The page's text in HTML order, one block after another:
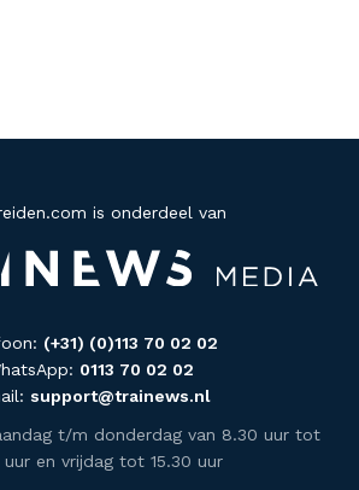
is onderdeel van
(+31) (0)113 70 02 02
0113 70 02 02
support@trainews.nl
t/m donderdag van 8.30 uur tot
uur en vrijdag tot 15.30 uur